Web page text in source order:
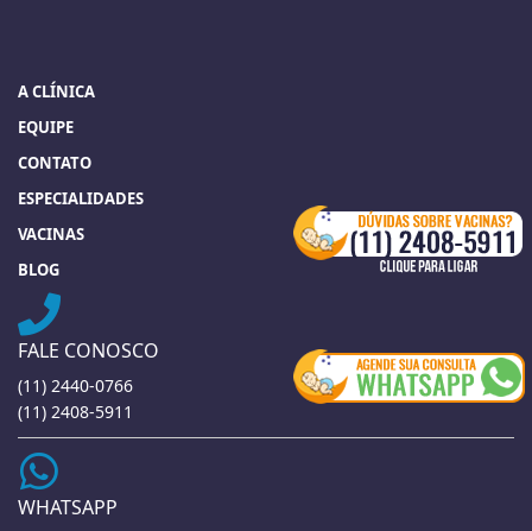
A CLÍNICA
EQUIPE
CONTATO
ESPECIALIDADES
VACINAS
BLOG
FALE CONOSCO
(11) 2440-0766
(11) 2408-5911
WHATSAPP